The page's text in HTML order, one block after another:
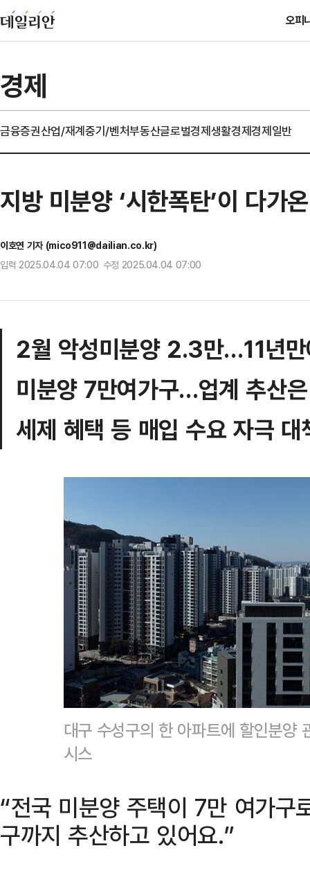
오피
경제
금융증권산업/재계중기/벤처부동산글로벌경제생활경제경제일반
지방 미분양 ‘시한폭탄’이 다가
이호연 기자 (mico911@dailian.co.kr)
입력 2025.04.04 07:00 수정 2025.04.04 07:00
2월 악성미분양 2.3만…11년
미분양 7만여가구…업계 추산
세제 혜택 등 매입 수요 자극 대
대구 수성구의 한 아파트에 할인분
시스
“전국 미분양 주택이 7만 여가구
구까지 추산하고 있어요.”